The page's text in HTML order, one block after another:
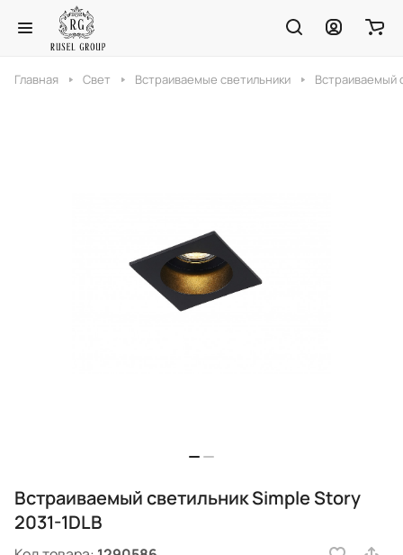
Главная Свет Встраиваемые светильники Встраиваемый
Встраиваемый светильник Simple Story
2031-1DLB